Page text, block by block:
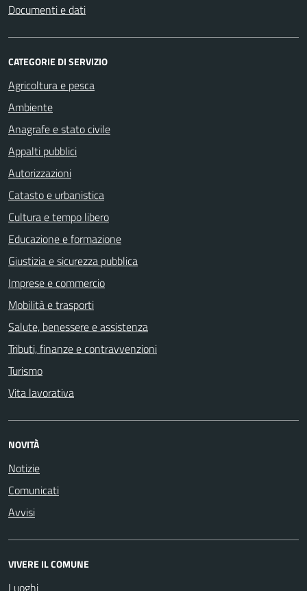
Documenti e dati
CATEGORIE DI SERVIZIO
Agricoltura e pesca
Ambiente
Anagrafe e stato civile
Appalti pubblici
Autorizzazioni
Catasto e urbanistica
Cultura e tempo libero
Educazione e formazione
Giustizia e sicurezza pubblica
Imprese e commercio
Mobilità e trasporti
Salute, benessere e assistenza
Tributi, finanze e contravvenzioni
Turismo
Vita lavorativa
NOVITÀ
Notizie
Comunicati
Avvisi
VIVERE IL COMUNE